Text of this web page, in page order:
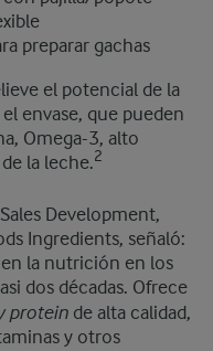
preparar gachas
el potencial de la
envase, que pueden
Omega-3, alto
la leche.2
Development,
Ingredients, señaló:
en la nutrición en los
dos décadas. Ofrece
protein de alta calidad,
y otros